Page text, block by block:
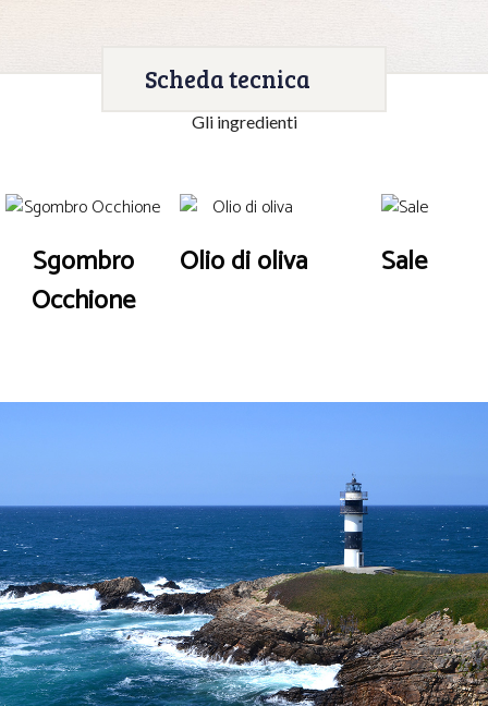
Scheda tecnica
Gli ingredienti
Sgombro
Occhione
Olio di oliva Sale